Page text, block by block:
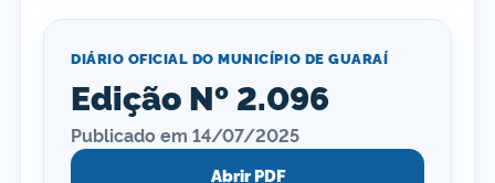
DIÁRIO OFICIAL DO MUNICÍPIO DE GUARAÍ
Edição Nº 2.096
Publicado em 14/07/2025
Abrir PDF